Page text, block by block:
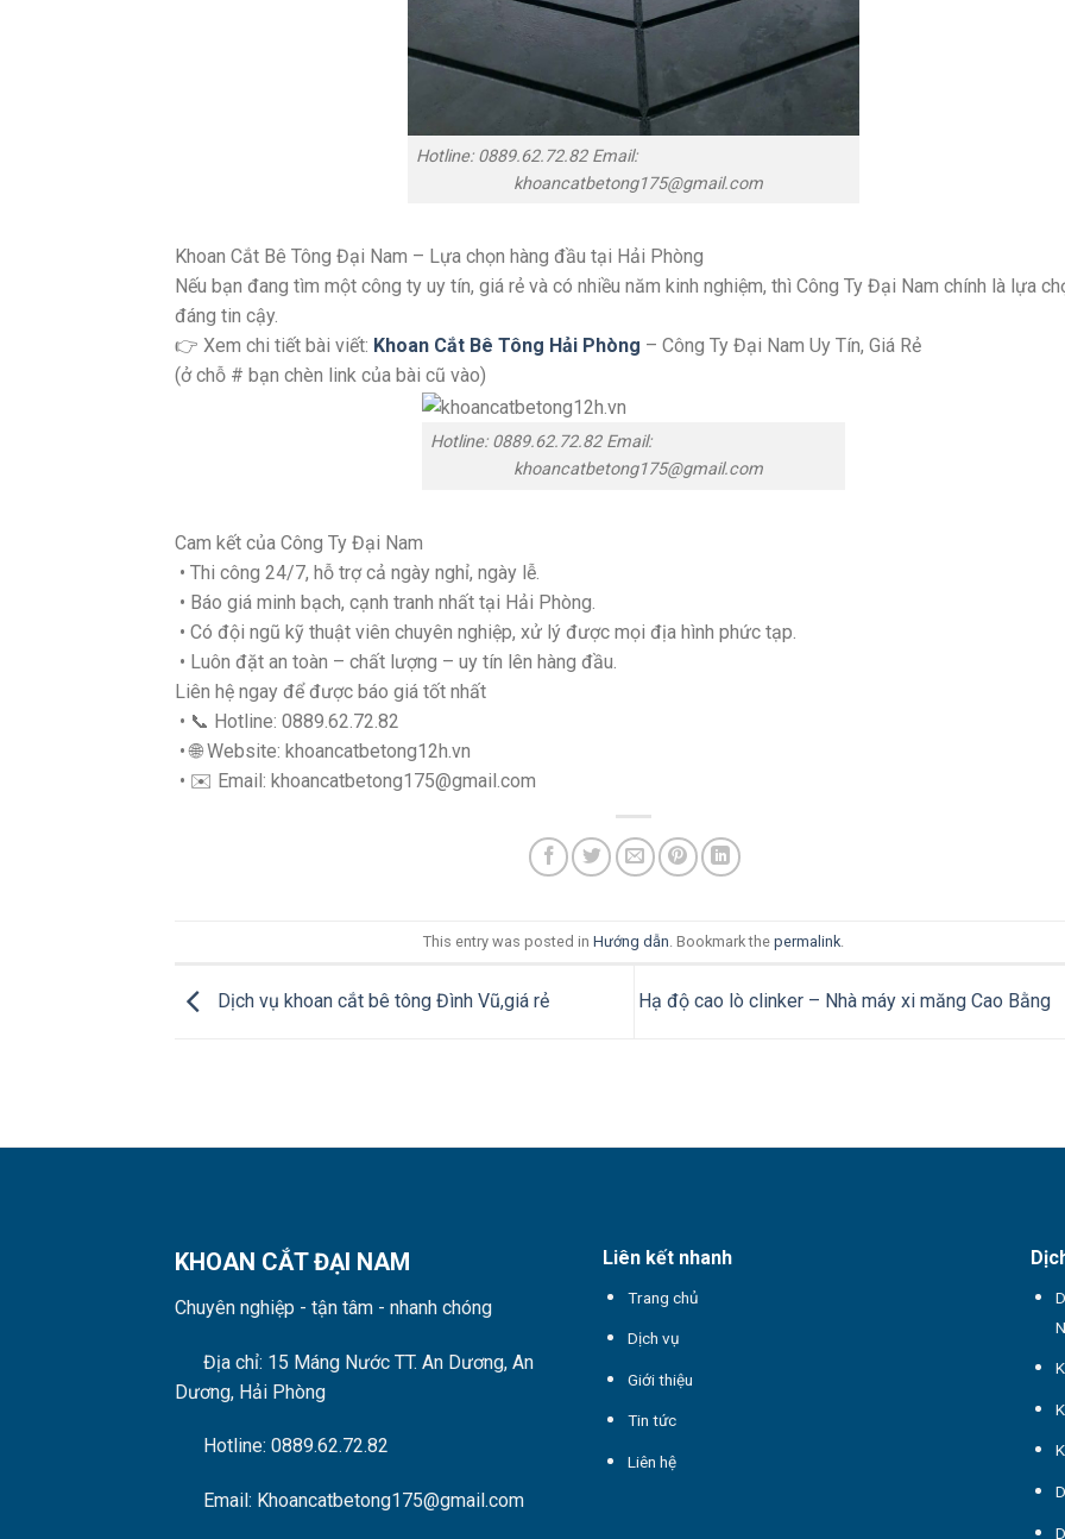
Hotline: 0889.62.72.82 Email:
khoancatbetong175@gmail.com
Khoan Cắt Bê Tông Đại Nam – Lựa chọn hàng đầu tại Hải Phòng
Nếu bạn đang tìm một công ty uy tín, giá rẻ và có nhiều năm kinh nghiệm, thì Công Ty Đại Nam chính là lựa
đáng tin cậy.
👉 Xem chi tiết bài viết: Khoan Cắt Bê Tông Hải Phòng – Công Ty Đại Nam Uy Tín, Giá Rẻ
(ở chỗ # bạn chèn link của bài cũ vào)
Hotline: 0889.62.72.82 Email:
khoancatbetong175@gmail.com
Cam kết của Công Ty Đại Nam
• Thi công 24/7, hỗ trợ cả ngày nghỉ, ngày lễ.
• Báo giá minh bạch, cạnh tranh nhất tại Hải Phòng.
• Có đội ngũ kỹ thuật viên chuyên nghiệp, xử lý được mọi địa hình phức tạp.
• Luôn đặt an toàn – chất lượng – uy tín lên hàng đầu.
Liên hệ ngay để được báo giá tốt nhất
• 📞 Hotline: 0889.62.72.82
• 🌐 Website: khoancatbetong12h.vn
• ✉️ Email: khoancatbetong175@gmail.com
This entry was posted inHướng dẫn . Bookmark thepermalink
Dịch vụ khoan cắt bê tông Đình Vũ,giá rẻ Hạ độ cao lò clinker – Nhà máy xi măng Cao Bằng
KHOAN CẮT ĐẠI NAM
Chuyên nghiệp - tận tâm - nhanh chóng
Địa chỉ: 15 Máng Nước TT. An Dương, An
Dương, Hải Phòng
Hotline: 0889.62.72.82
Email: Khoancatbetong175@gmail.com
Liên kết nhanh
Trang chủ
Dịch vụ
Giới thiệu
Tin tức
Liên hệ